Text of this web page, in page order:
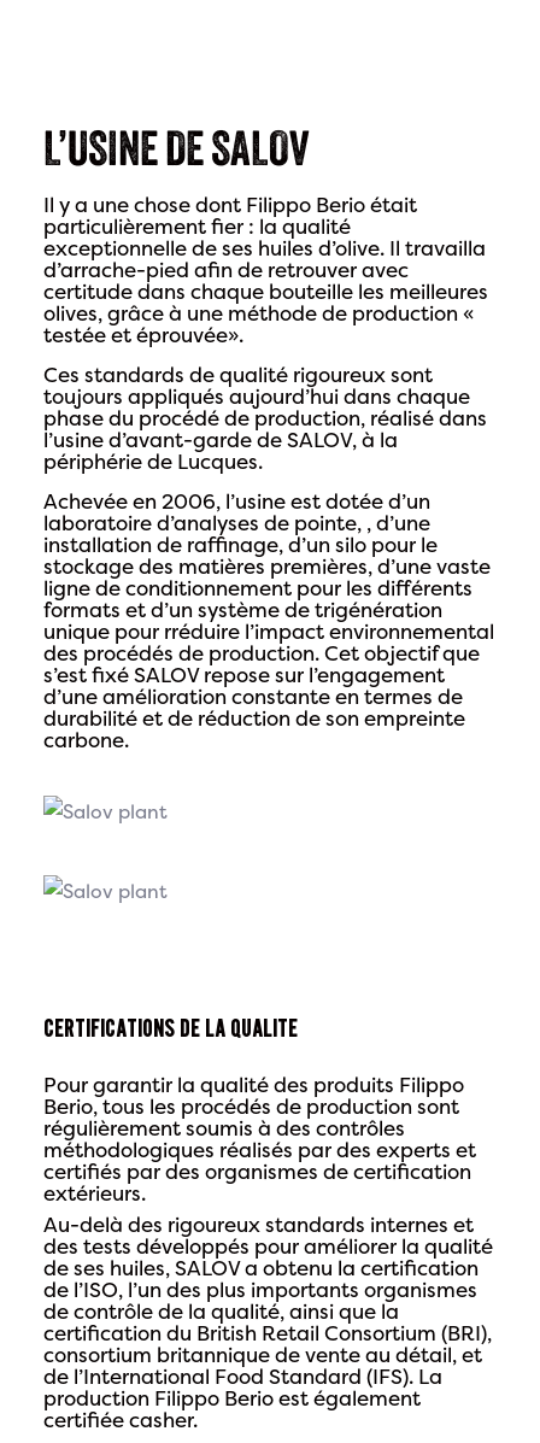
L’USINE DE SALOV
Il y a une chose dont Filippo Berio était
particulièrement fier : la qualité
exceptionnelle de ses huiles d’olive. Il travailla
d’arrache-pied afin de retrouver avec
certitude dans chaque bouteille les meilleures
olives, grâce à une méthode de production «
testée et éprouvée».
Ces standards de qualité rigoureux sont
toujours appliqués aujourd’hui dans chaque
phase du procédé de production, réalisé dans
l’usine d’avant-garde de SALOV, à la
périphérie de Lucques.
Achevée en 2006, l’usine est dotée d’un
laboratoire d’analyses de pointe, , d’une
installation de raffinage, d’un silo pour le
stockage des matières premières, d’une vaste
ligne de conditionnement pour les différents
formats et d’un système de trigénération
unique pour rréduire l’impact environnemental
des procédés de production. Cet objectif que
s’est fixé SALOV repose sur l’engagement
d’une amélioration constante en termes de
durabilité et de réduction de son empreinte
carbone.
CERTIFICATIONS DE LA QUALITÉ
Pour garantir la qualité des produits Filippo
Berio, tous les procédés de production sont
régulièrement soumis à des contrôles
méthodologiques réalisés par des experts et
certifiés par des organismes de certification
extérieurs.
Au-delà des rigoureux standards internes et
des tests développés pour améliorer la qualité
de ses huiles, SALOV a obtenu la certification
de l’ISO, l’un des plus importants organismes
de contrôle de la qualité, ainsi que la
certification du British Retail Consortium (BRI),
consortium britannique de vente au détail, et
de l’International Food Standard (IFS). La
production Filippo Berio est également
certifiée casher.